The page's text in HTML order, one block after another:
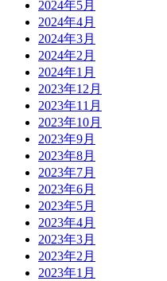
2024年5月
2024年4月
2024年3月
2024年2月
2024年1月
2023年12月
2023年11月
2023年10月
2023年9月
2023年8月
2023年7月
2023年6月
2023年5月
2023年4月
2023年3月
2023年2月
2023年1月